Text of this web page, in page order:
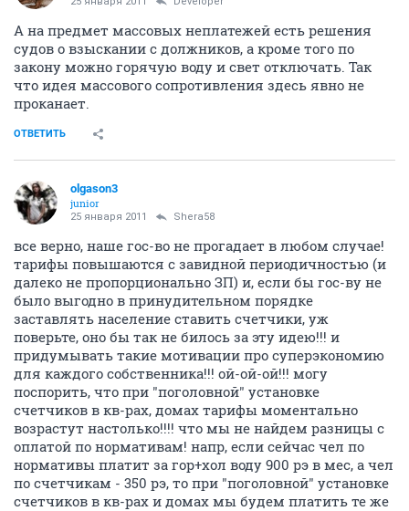
А на предмет массовых неплатежей есть решения
судов о взыскании с должников, а кроме того по
закону можно горячую воду и свет отключать. Так
что идея массового сопротивления здесь явно не
проканает.
ОТВЕТИТЬ
olgason3
junior
25 января 2011 Shera58
все верно, наше гос-во не прогадает в любом случае!
тарифы повышаются с завидной периодичностью (и
далеко не пропорционально ЗП) и, если бы гос-ву не
было выгодно в принудительном порядке
заставлять население ставить счетчики, уж
поверьте, оно бы так не билось за эту идею!!! и
придумывать такие мотивации про суперэкономию
для каждого собственника!!! ой-ой-ой!!! могу
поспорить, что при "поголовной" установке
счетчиков в кв-рах, домах тарифы моментально
возрастут настолько!!!! что мы не найдем разницы с
оплатой по нормативам! напр, если сейчас чел по
нормативы платит за гор+хол воду 900 рэ в мес, а чел
по счетчикам - 350 рэ, то при "поголовной" установке
счетчиков в кв-рах и домах мы будем платить те же